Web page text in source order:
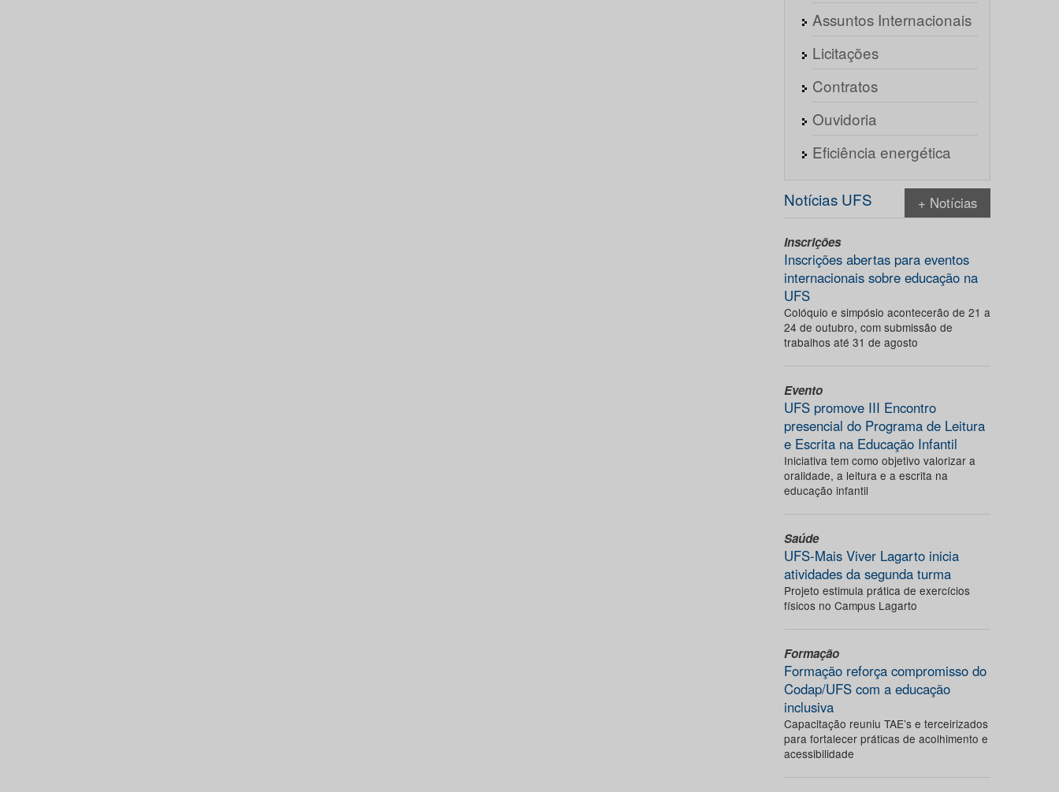
Assuntos Internacionais
Licitações
Contratos
Ouvidoria
Eficiência energética
Notícias UFS + Notícias
Inscrições
Inscrições abertas para eventos
internacionais sobre educação na
UFS
Colóquio e simpósio acontecerão de 21 a
24 de outubro, com submissão de
trabalhos até 31 de agosto
Evento
UFS promove III Encontro
presencial do Programa de Leitura
e Escrita na Educação Infantil
Iniciativa tem como objetivo valorizar a
oralidade, a leitura e a escrita na
educação infantil
Saúde
UFS-Mais Viver Lagarto inicia
atividades da segunda turma
Projeto estimula prática de exercícios
físicos no Campus Lagarto
Formação
Formação reforça compromisso do
Codap/UFS com a educação
inclusiva
Capacitação reuniu TAE’s e terceirizados
para fortalecer práticas de acolhimento e
acessibilidade